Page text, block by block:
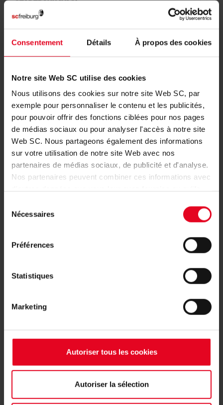
Consentement Détails À propos des cookies
Notre site Web SC utilise des cookies
Nous utilisons des cookies sur notre site Web SC, par
exemple pour personnaliser le contenu et les publicités,
pour pouvoir offrir des fonctions ciblées pour nos pages
de médias sociaux ou pour analyser l'accès à notre site
Web SC. Nous partageons également des informations
sur votre utilisation de notre site Web avec nos
partenaires de médias sociaux, de publicité et d'analyse.
Nos partenaires peuvent combiner ces informations avec
services.
Nécessaires
Préférences
Statistiques
Marketing
Autoriser tous les cookies
Autoriser la sélection
STADTBAHN (VAG)
HÖLLENTALBAHN
SBG-SPORTBUS
Vous avez la possibilité de rejoindre le Dreisamstadion par
différentes pistes cyclables. Attention : le stade ne dispose
qu'un nombre limité de places de stationnement gratuit pour
les vélos.
ARRIVÉE EN VOITURE
EN PROVENANCE DU SUD (A5 BÂLE) / DU NORD (A5
EN PROVENANCE DE DONAUESCHINGEN / TITISEE-
PARKING
résidentielle, il ne dispose donc pratiquement pas de places
de stationnement. Veuillez donc vous renseigner sur les offres
Pädagogische Hochschule (PH) voisine.
RUES BLOQUÉES LE JOUR DU MATCH
Certaines routes autour du Dreisamstadion seront fermées le
jour du match. Il s'agit notamment de la Schwarzwaldstraße,